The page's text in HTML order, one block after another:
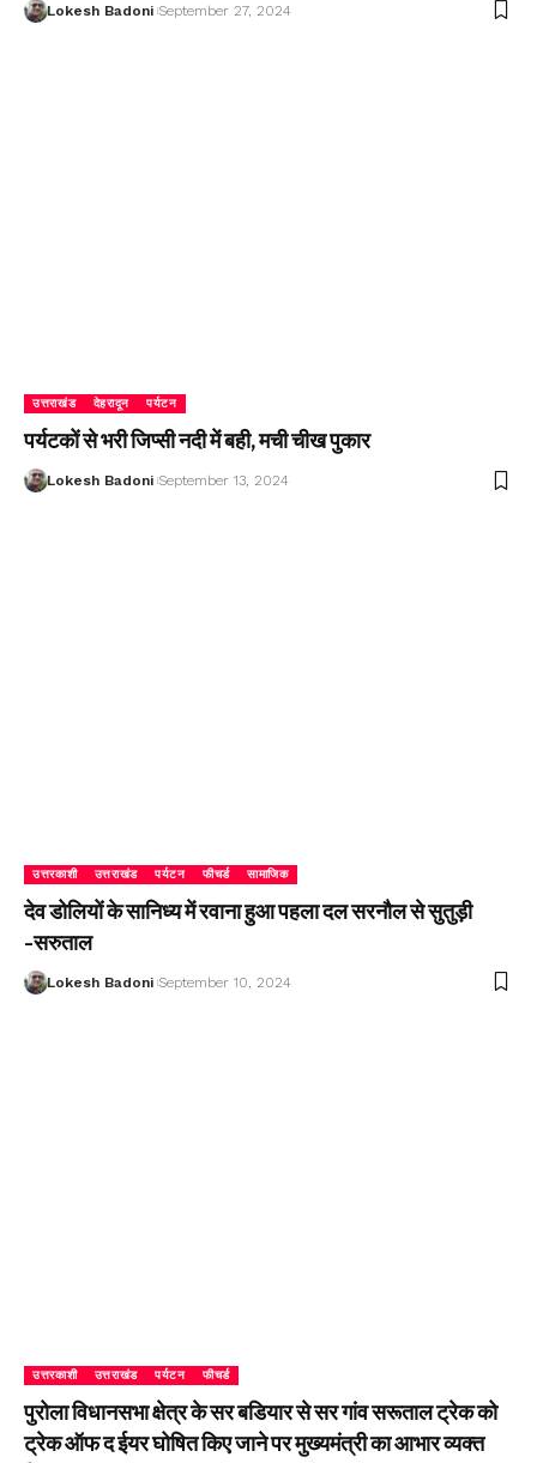
Lokesh Badoni September 27, 2024
उत्तराखंड देहरादून पर्यटन
पर्यटकों से भरी जिप्सी नदी में बही, मची चीख पुकार
Lokesh Badoni September 13, 2024
उत्तरकाशी उत्तराखंड पर्यटन फीचर्ड सामाजिक
देव डोलियों के सानिध्य में रवाना हुआ पहला दल सरनौल से सुतुड़ी
-सरुताल
Lokesh Badoni September 10, 2024
उत्तरकाशी उत्तराखंड पर्यटन फीचर्ड
पुरोला विधानसभा क्षेत्र के सर बडियार से सर गांव सरूताल ट्रेक को
ट्रेक ऑफ द ईयर घोषित किए जाने पर मुख्यमंत्री का आभार व्यक्त